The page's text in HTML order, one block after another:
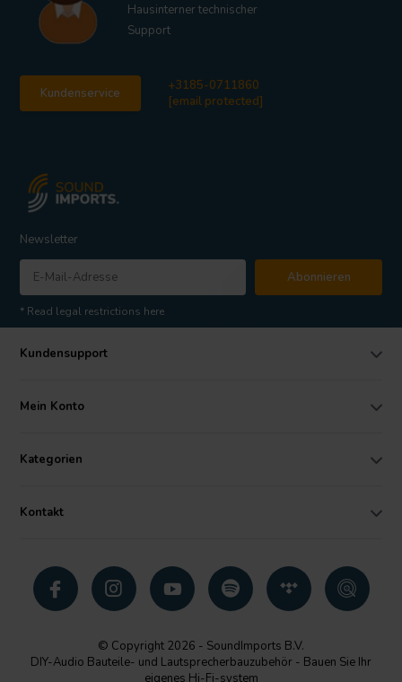
Hausinterner technischer
Support
Kundenservice
+3185-0711860
[email protected]
Newsletter
Abonnieren
* Read legal restrictions here
Kundensupport
Mein Konto
Kategorien
Kontakt
© Copyright 2026 - SoundImports B.V.
DIY-Audio Bauteile- und Lautsprecherbauzubehör - Bauen Sie Ihr
eigenes Hi-Fi-system